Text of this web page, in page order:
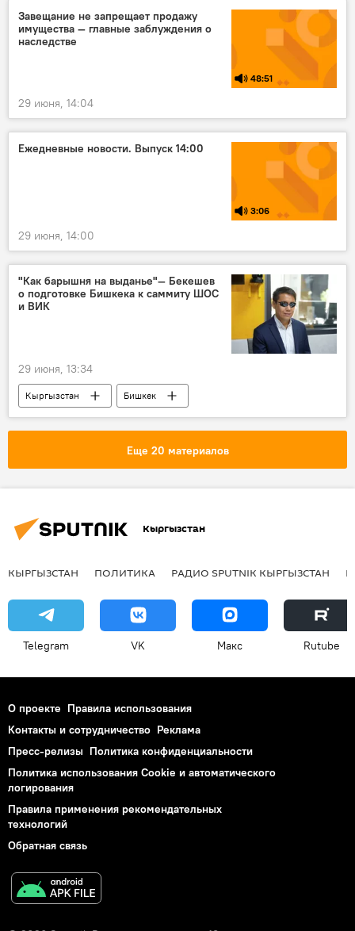
Завещание не запрещает продажу
имущества — главные заблуждения о
наследстве
48:51
29 июня, 14:04
Ежедневные новости. Выпуск 14:00
3:06
29 июня, 14:00
"Как барышня на выданье"— Бекешев
о подготовке Бишкека к саммиту ШОС
и ВИК
29 июня, 13:34
Кыргызстан
Бишкек
Дастан Бекешев
мэрия
подготовка
Еще 20 материалов
Кыргызстан
КЫРГЫЗСТАН ПОЛИТИКА РАДИО SPUTNIK КЫРГЫЗСТАН
Telegram VK Макс Rutube
О проекте Правила использования
Контакты и сотрудничество Реклама
Пресс-релизы Политика конфиденциальности
Политика использования Cookie и автоматического
логирования
Правила применения рекомендательных
технологий
Обратная связь